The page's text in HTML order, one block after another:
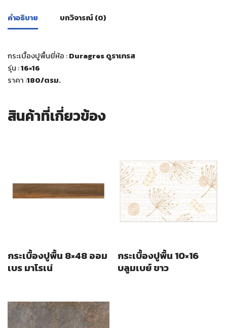
คำอธิบาย บทวิจารณ์ (0)
กระเบื้องปูพื้นยี่ห้อ :Duragres ดูราเกรส
รุ่น :16×16
ราคา :180/ตรม.
สินค้าที่เกี่ยวข้อง
กระเบื้องปูพื้น 8×48 ออม
เบร มาโรเน่
กระเบื้องปูพื้น 10×16
บลูมเบย์ ขาว